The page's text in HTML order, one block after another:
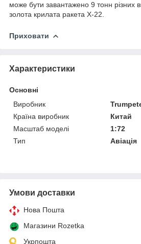
може бути завантажено 9 тонн різних
золота крилата ракета Х-22.
Приховати
Характеристики
Основні
Виробник
Країна виробник
Китай
Масштаб моделі
1:72
Тип
Авіація
Умови доставки
Нова Пошта
Магазини Rozetka
Укрпошта